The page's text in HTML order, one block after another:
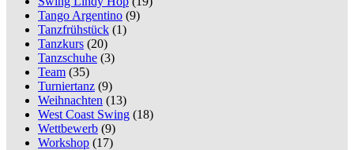
Tango Argentino (9)
Tanzfrühstück (1)
Tanzkurs (20)
Tanzschuhe (3)
Team (35)
Turniertanz (9)
Weihnachten (13)
West Coast Swing (18)
Wettbewerb (9)
Workshop (17)